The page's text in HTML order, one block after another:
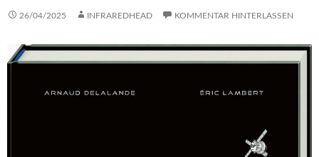
26/04/2025 INFRAREDHEAD KOMMENTAR HINTERLASSEN